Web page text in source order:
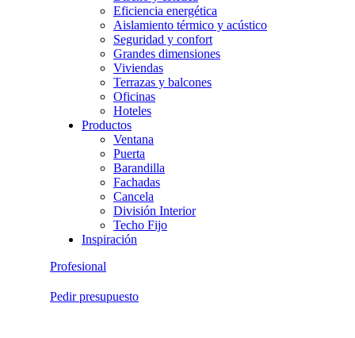
Eficiencia energética
Aislamiento térmico y acústico
Seguridad y confort
Grandes dimensiones
Viviendas
Terrazas y balcones
Oficinas
Hoteles
Productos
Ventana
Puerta
Barandilla
Fachadas
Cancela
División Interior
Techo Fijo
Inspiración
Profesional
Pedir presupuesto